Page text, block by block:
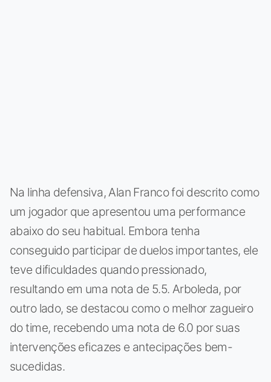
Na linha defensiva, Alan Franco foi descrito como
um jogador que apresentou uma performance
abaixo do seu habitual. Embora tenha
conseguido participar de duelos importantes, ele
teve dificuldades quando pressionado,
resultando em uma nota de 5.5. Arboleda, por
outro lado, se destacou como o melhor zagueiro
do time, recebendo uma nota de 6.0 por suas
intervenções eficazes e antecipações bem-
sucedidas.